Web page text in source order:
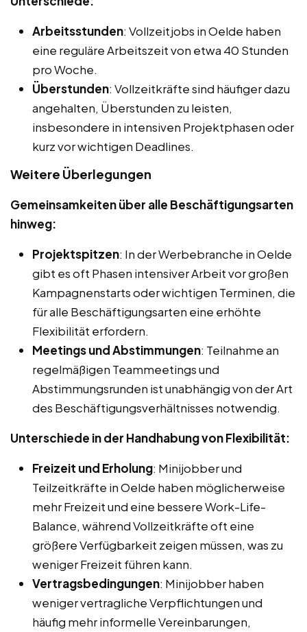
Arbeitsstunden: Vollzeitjobs in Oelde haben
eine reguläre Arbeitszeit von etwa 40 Stunden
pro Woche.
Überstunden: Vollzeitkräfte sind häufiger dazu
angehalten, Überstunden zu leisten,
insbesondere in intensiven Projektphasen oder
kurz vor wichtigen Deadlines.
Weitere Überlegungen
Gemeinsamkeiten über alle Beschäftigungsarten
hinweg:
Projektspitzen: In der Werbebranche in Oelde
gibt es oft Phasen intensiver Arbeit vor großen
Kampagnenstarts oder wichtigen Terminen, die
für alle Beschäftigungsarten eine erhöhte
Flexibilität erfordern.
Meetings und Abstimmungen: Teilnahme an
regelmäßigen Teammeetings und
Abstimmungsrunden ist unabhängig von der Art
des Beschäftigungsverhältnisses notwendig.
Unterschiede in der Handhabung von Flexibilität:
Freizeit und Erholung: Minijobber und
Teilzeitkräfte in Oelde haben möglicherweise
mehr Freizeit und eine bessere Work-Life-
Balance, während Vollzeitkräfte oft eine
größere Verfügbarkeit zeigen müssen, was zu
weniger Freizeit führen kann.
Vertragsbedingungen: Minijobber haben
weniger vertragliche Verpflichtungen und
häufig mehr informelle Vereinbarungen,